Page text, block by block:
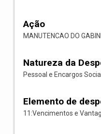
Ação
MANUTENCAO DO
Natureza da
Pessoal e Encargos
Elemento de
11:Vencimentos e